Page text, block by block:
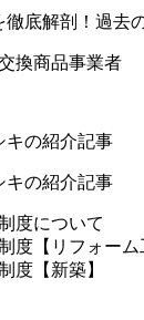
底解剖！過去
換商品事業者
キの紹介記事
キの紹介記事
度について
度【リフォーム
度【新築】